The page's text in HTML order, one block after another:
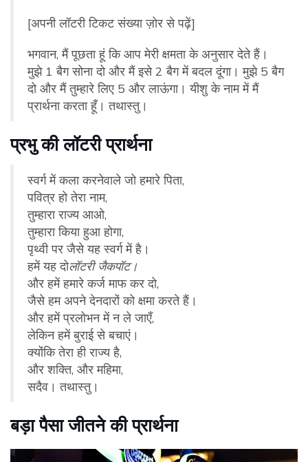
[अपनी लॉटरी टिकट संख्या ज़ोर से पढ़ें]
भगवान, मैं पूछता हूं कि आप मेरी क्षमता के अनुसार देते हैं।
मुझे 1 बैग सोना दो और मैं इसे 2 बैग में बदल दूंगा। मुझे 5 बैग
दो और मैं तुम्हारे लिए 5 और लाऊंगा। यीशु के नाम में मैं
प्रार्थना करता हूँ। तथास्तु।
प्रभु की लॉटरी प्रार्थना
स्वर्ग में कला करनेवाले जो हमारे पिता,
पवित्र हो तेरा नाम,
तुम्हारा राज्य आओ,
तुम्हारा किया हुआ होगा,
पृथ्वी पर जैसे यह स्वर्ग में है।
हमें यह दोलॉटरी जैकपॉट।
और हमें हमारे कर्ज माफ कर दो,
जैसे हम अपने देनदारों को क्षमा करते हैं।
और हमें प्रलोभन में न ले जाएँ,
लेकिन हमें बुराई से बचाएं।
क्योंकि तेरा ही राज्य है,
और शक्ति, और महिमा,
सदैव। तथास्तु।
बड़ा पैसा जीतने की प्रार्थना